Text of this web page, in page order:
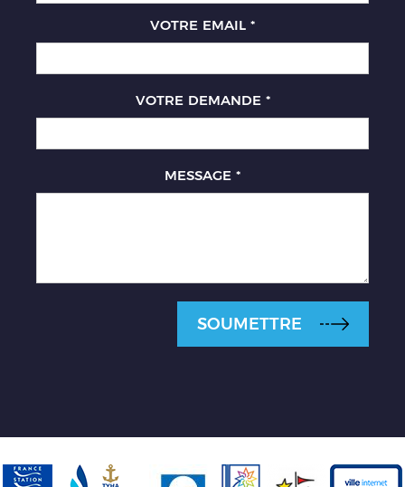
VOTRE EMAIL *
VOTRE DEMANDE *
MESSAGE *
SOUMETTRE